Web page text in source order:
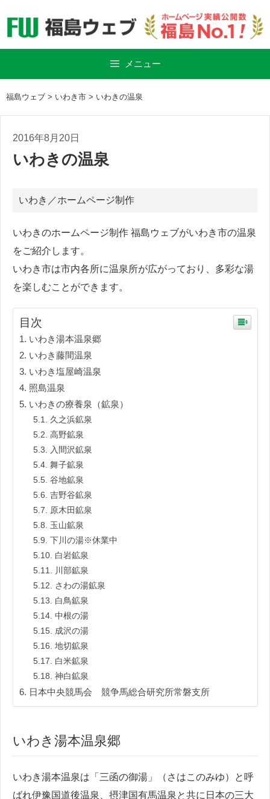
メニュー
福島ウェブ > いわき市 > いわきの温泉
2016年8月20日
いわきの温泉
いわき ／ホームページ制作
いわきのホームページ制作 福島ウェブがいわき市の温泉
をご紹介します。
いわき市は市内各所に温泉所が広がっており、多彩な湯
を楽しむことができます。
目次
いわき湯本温泉郷
いわき藤間温泉
いわき塩屋崎温泉
照島温泉
いわきの療養泉（鉱泉）
久之浜鉱泉
高野鉱泉
入間沢鉱泉
舞子鉱泉
谷地鉱泉
吉野谷鉱泉
原木田鉱泉
玉山鉱泉
下川の湯※休業中
白岩鉱泉
川部鉱泉
さわの湯鉱泉
白鳥鉱泉
中根の湯
成沢の湯
地切鉱泉
白米鉱泉
神白鉱泉
日本中央競馬会 競争馬総合研究所常磐支所
いわき湯本温泉郷
いわき湯本温泉は「三函の御湯」（さはこのみゆ）と呼
ばれ伊豫国道後温泉、摂津国有馬温泉と共に日本の三大